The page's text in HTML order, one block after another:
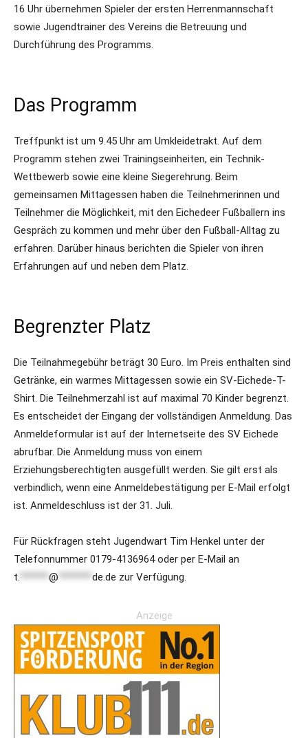
16 Uhr übernehmen Spieler der ersten Herrenmannschaft
sowie Jugendtrainer des Vereins die Betreuung und
Durchführung des Programms.
Das Programm
Treffpunkt ist um 9.45 Uhr am Umkleidetrakt. Auf dem
Programm stehen zwei Trainingseinheiten, ein Technik-
Wettbewerb sowie eine kleine Siegerehrung. Beim
gemeinsamen Mittagessen haben die Teilnehmerinnen und
Teilnehmer die Möglichkeit, mit den Eichedeer Fußballern ins
Gespräch zu kommen und mehr über den Fußball-Alltag zu
erfahren. Darüber hinaus berichten die Spieler von ihren
Erfahrungen auf und neben dem Platz.
Begrenzter Platz
Die Teilnahmegebühr beträgt 30 Euro. Im Preis enthalten sind
Getränke, ein warmes Mittagessen sowie ein SV-Eichede-T-
Shirt. Die Teilnehmerzahl ist auf maximal 70 Kinder begrenzt.
Es entscheidet der Eingang der vollständigen Anmeldung. Das
Anmeldeformular ist auf der Internetseite des SV Eichede
abrufbar. Die Anmeldung muss von einem
Erziehungsberechtigten ausgefüllt werden. Sie gilt erst als
verbindlich, wenn eine Anmeldebestätigung per E-Mail erfolgt
ist. Anmeldeschluss ist der 31. Juli.
Für Rückfragen steht Jugendwart Tim Henkel unter der
Telefonnummer 0179-4136964 oder per E-Mail an
t. ****** @ ******* de.de zur Verfügung.
Anzeige